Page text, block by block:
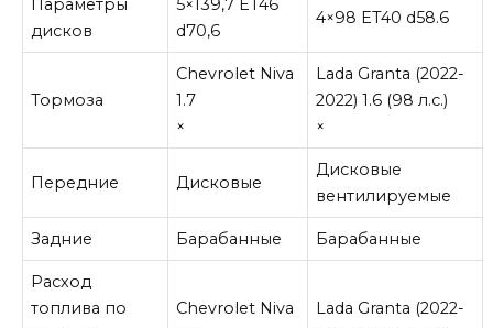
Параметры
дисков
5×139,7 ET46
d70,6
4×98 ET40 d58.6
Тормоза
Chevrolet Niva
1.7
×
Lada Granta (2022-
2022) 1.6 (98 л.с.)
×
Передние Дисковые
Дисковые
вентилируемые
Задние Барабанные Барабанные
Расход
топлива по
Chevrolet Niva
Lada Granta (2022-